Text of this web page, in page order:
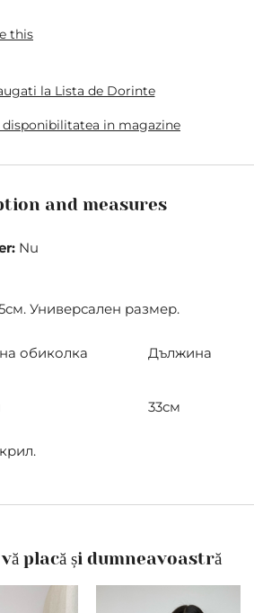
this
la Lista de Dorinte
disponibilitatea in magazine
and measures
Nu
Универсален размер.
обиколка Дължина
33см
placă și dumneavoastră